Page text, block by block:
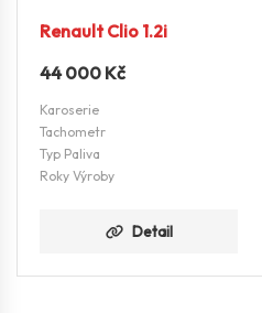
Renault Clio 1.2i
44 000 Kč
Karoserie
Tachometr
Typ Paliva
Roky Výroby
Detail